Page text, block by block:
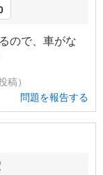
ので、車がな
）
問題を報告する